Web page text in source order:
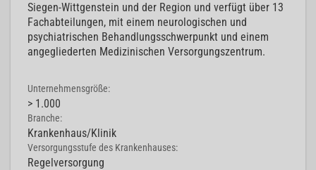
Siegen-Wittgenstein und der Region und verfügt über 13
Fachabteilungen, mit einem neurologischen und
psychiatrischen Behandlungsschwerpunkt und einem
angegliederten Medizinischen Versorgungszentrum.
Unternehmensgröße:
> 1.000
Branche:
Krankenhaus/Klinik
Versorgungsstufe des Krankenhauses:
Regelversorgung